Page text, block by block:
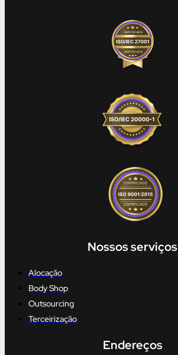
Nossos serviços
Alocação
Body Shop
Outsourcing
Terceirização
Endereços